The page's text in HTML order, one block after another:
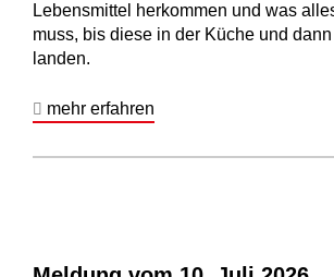
Lebensmittel herkommen und was
muss, bis diese in der Küche und
landen.
mehr erfahren